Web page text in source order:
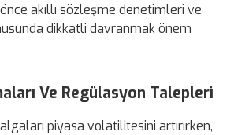
akıllı sözleşme denetimleri ve
dikkatli davranmak önem
Ve Regülasyon Talepleri
piyasa volatilitesini artırırken,